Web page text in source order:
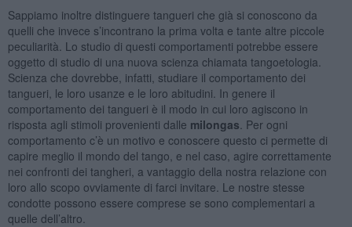
Sappiamo inoltre distinguere tangueri che già si conoscono da
quelli che invece s’incontrano la prima volta e tante altre piccole
peculiarità. Lo studio di questi comportamenti potrebbe essere
oggetto di studio di una nuova scienza chiamata tangoetologia.
Scienza che dovrebbe, infatti, studiare il comportamento dei
tangueri, le loro usanze e le loro abitudini. In genere il
comportamento dei tangueri è il modo in cui loro agiscono in
risposta agli stimoli provenienti dalle milongas . Per ogni
comportamento c’è un motivo e conoscere questo ci permette di
capire meglio il mondo del tango, e nel caso, agire correttamente
nei confronti dei tangheri, a vantaggio della nostra relazione con
loro allo scopo ovviamente di farci invitare. Le nostre stesse
condotte possono essere comprese se sono complementari a
quelle dell’altro.